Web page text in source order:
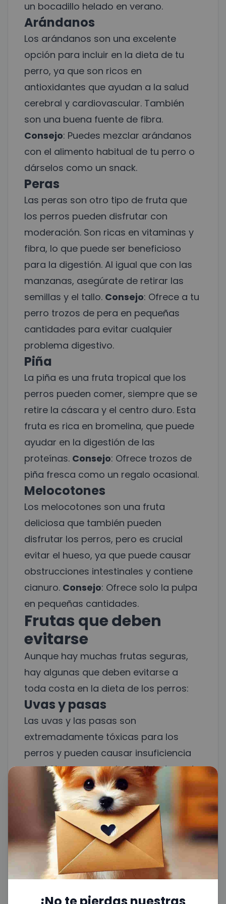
un bocadillo helado en verano.
Arándanos
Los arándanos son una excelente
opción para incluir en la dieta de tu
perro, ya que son ricos en
antioxidantes que ayudan a la salud
cerebral y cardiovascular. También
son una buena fuente de fibra.
Consejo: Puedes mezclar arándanos
con el alimento habitual de tu perro o
dárselos como un snack.
Peras
Las peras son otro tipo de fruta que
los perros pueden disfrutar con
moderación. Son ricas en vitaminas y
fibra, lo que puede ser beneficioso
para la digestión. Al igual que con las
manzanas, asegúrate de retirar las
semillas y el tallo. Consejo: Ofrece a tu
perro trozos de pera en pequeñas
cantidades para evitar cualquier
problema digestivo.
Piña
La piña es una fruta tropical que los
perros pueden comer, siempre que se
retire la cáscara y el centro duro. Esta
fruta es rica en bromelina, que puede
ayudar en la digestión de las
proteínas. Consejo: Ofrece trozos de
piña fresca como un regalo ocasional.
Melocotones
Los melocotones son una fruta
deliciosa que también pueden
disfrutar los perros, pero es crucial
evitar el hueso, ya que puede causar
obstrucciones intestinales y contiene
cianuro. Consejo: Ofrece solo la pulpa
en pequeñas cantidades.
Frutas que deben
evitarse
Aunque hay muchas frutas seguras,
hay algunas que deben evitarse a
toda costa en la dieta de los perros:
Uvas y pasas
Las uvas y las pasas son
extremadamente tóxicas para los
perros y pueden causar insuficiencia
renal. No se conoce la cantidad exacta
que puede causar daño, por lo que es
mejor evitarlas completamente.
Cítricos
Los cítricos como limones, limas y
pomelos pueden causar malestar
estomacal a los perros. Aunque
pequeñas cantidades no suelen ser
fatales, es mejor no incluirlos en su